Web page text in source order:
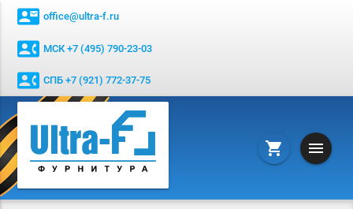
contact_mail office@ultra-f.ru
contact_phone МСК +7 (495) 790-23-03
contact_phone СПБ +7 (921) 772-37-75
shopping_cart menu